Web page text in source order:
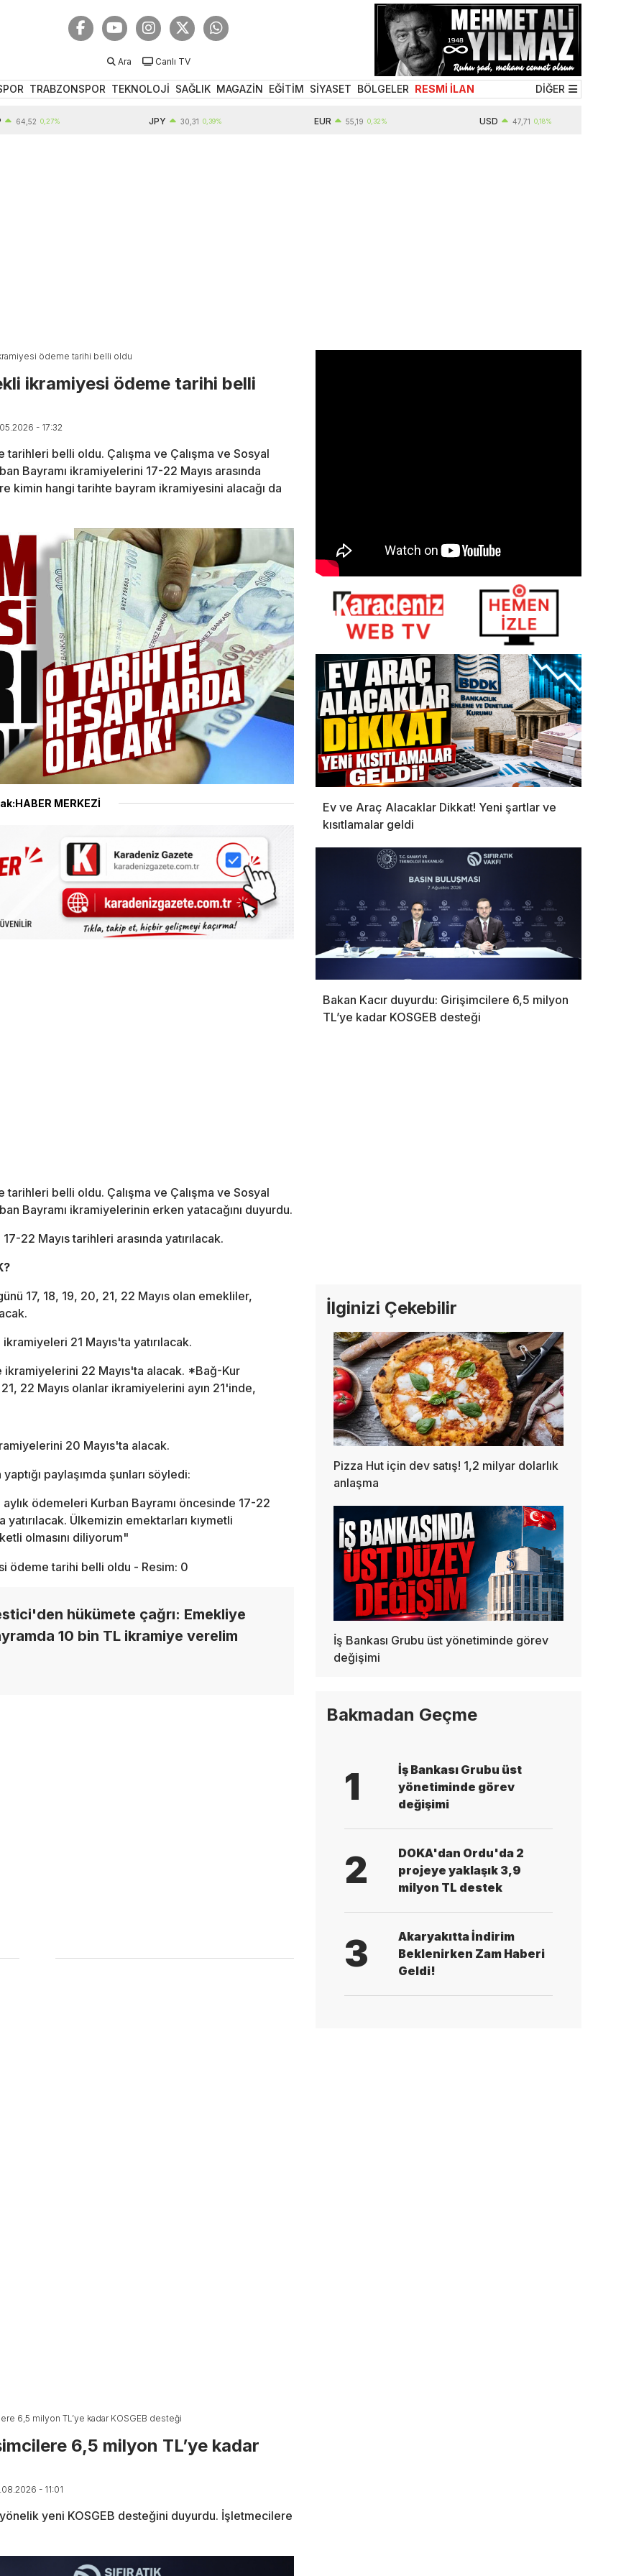
Ara Canlı TV
TRABZONSPOR TEKNOLOJİ SAĞLIK MAGAZİN EĞİTİM SİYASET BÖLGELER RESMİ İLAN DİĞER
0,27% 30,31 0,39% 55,19 0,32% 47,71 0,18%
ödeme tarihi belli oldu
ikramiyesi ödeme tarihi belli
- 17:32
belli oldu. Çalışma ve Çalışma ve Sosyal
Bayramı ikramiyelerini 17-22 Mayıs arasında
kimin hangi tarihte bayram ikramiyesini alacağı da
MERKEZİ
belli oldu. Çalışma ve Çalışma ve Sosyal
Bayramı ikramiyelerinin erken yatacağını duyurdu.
22 Mayıs tarihleri arasında yatırılacak.
17, 18, 19, 20, 21, 22 Mayıs olan emekliler,
21 Mayıs'ta yatırılacak.
22 Mayıs'ta alacak. *Bağ-Kur
22 Mayıs olanlar ikramiyelerini ayın 21'inde,
20 Mayıs'ta alacak.
paylaşımda şunları söyledi:
ödemeleri Kurban Bayramı öncesinde 17-22
yatırılacak. Ülkemizin emektarları kıymetli
olmasını diliyorum"
hükümete çağrı: Emekliye
10 bin TL ikramiye verelim
6,5 milyon TL’ye kadar KOSGEB desteği
6,5 milyon TL’ye kadar
- 11:01
yeni KOSGEB desteğini duyurdu. İşletmecilere
Ev ve Araç Alacaklar Dikkat! Yeni şartlar ve
kısıtlamalar geldi
Bakan Kacır duyurdu: Girişimcilere 6,5 milyon
TL’ye kadar KOSGEB desteği
İlginizi Çekebilir
Pizza Hut için dev satış! 1,2 milyar dolarlık
anlaşma
İş Bankası Grubu üst yönetiminde görev
değişimi
Bakmadan Geçme
1
İş Bankası Grubu üst
yönetiminde görev
değişimi
2
DOKA'dan Ordu'da 2
projeye yaklaşık 3,9
milyon TL destek
3
Akaryakıtta İndirim
Beklenirken Zam Haberi
Geldi!